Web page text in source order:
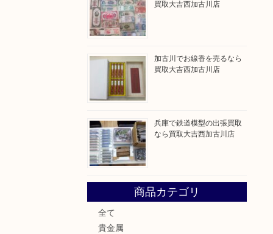
買取大吉西加古川店
加古川でお線香を売るなら
買取大吉西加古川店
兵庫で鉄道模型の出張買取
なら買取大吉西加古川店
商品カテゴリ
全て
貴金属